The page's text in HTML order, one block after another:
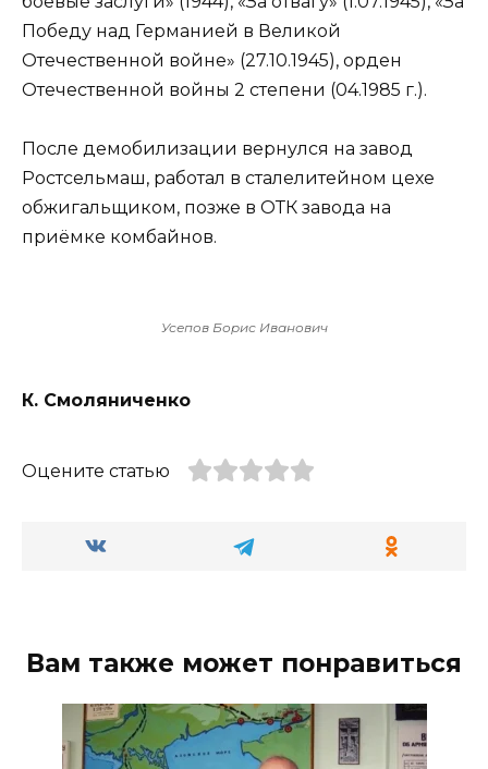
Победу над Германией в Великой
Отечественной войне» (27.10.1945), орден
Отечественной войны 2 степени (04.1985 г.).
После демобилизации вернулся на завод
Ростсельмаш, работал в сталелитейном цехе
обжигальщиком, позже в ОТК завода на
приёмке комбайнов.
Усепов Борис Иванович
К. Смоляниченко
Оцените статью
Вам также может понравиться